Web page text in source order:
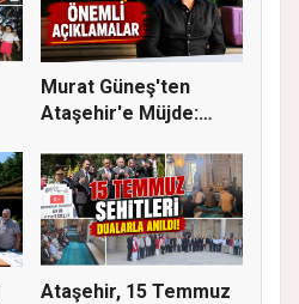
Murat Güneş'ten
Ataşehir'e Müjde:
Ataşehir, 15 Temmuz